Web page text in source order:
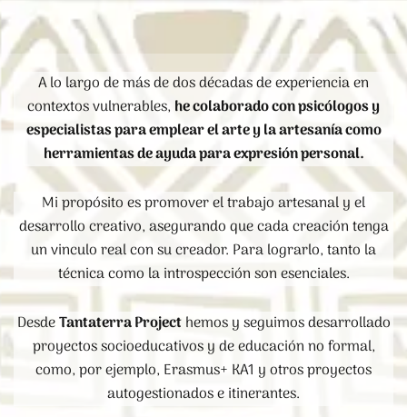
A lo largo de más de dos décadas de experiencia en
contextos vulnerables, he colaborado con psicólogos y
especialistas para emplear el arte y la artesanía como
herramientas de ayuda para expresión personal.
Mi propósito es promover el trabajo artesanal y el
desarrollo creativo, asegurando que cada creación tenga
un vinculo real con su creador. Para lograrlo, tanto la
técnica como la introspección son esenciales.
DesdeTantaterra Projecthemos y seguimos desarrollado
proyectos socioeducativos y de educación no formal,
como, por ejemplo, Erasmus+ KA1 y otros proyectos
autogestionados e itinerantes.